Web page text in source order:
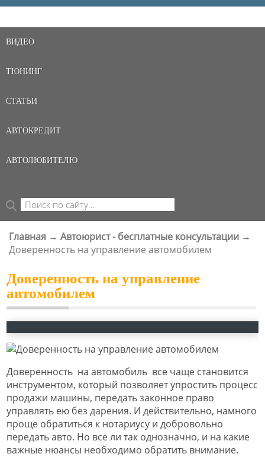
ВИДЕО
ТЮНИНГ
СТАТЬИ
АВТОКРЕДИТ
АВТОЛЮБИТЕЛЮ
ФОРМА ПОИСКА
Поиск
ВЫ ЗДЕСЬ
Главная → Автоюрист - бесплатные консультации →
Доверенность на управление автомобилем
Доверенность на управление
автомобилем
Доверенность на автомобиль все чаще становится
инструментом, который позволяет упростить процесс
продажи машины, передать законное право
управлять ею без дарения. И действительно, намного
проще обратиться к нотариусу и добровольно
передать авто. Но все ли так однозначно, и на какие
важные нюансы необходимо обратить внимание.